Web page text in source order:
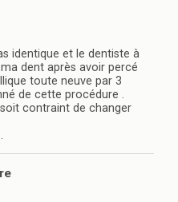
identique et le dentiste à
dent après avoir percé
toute neuve par 3
de cette procédure .
soit contraint de changer